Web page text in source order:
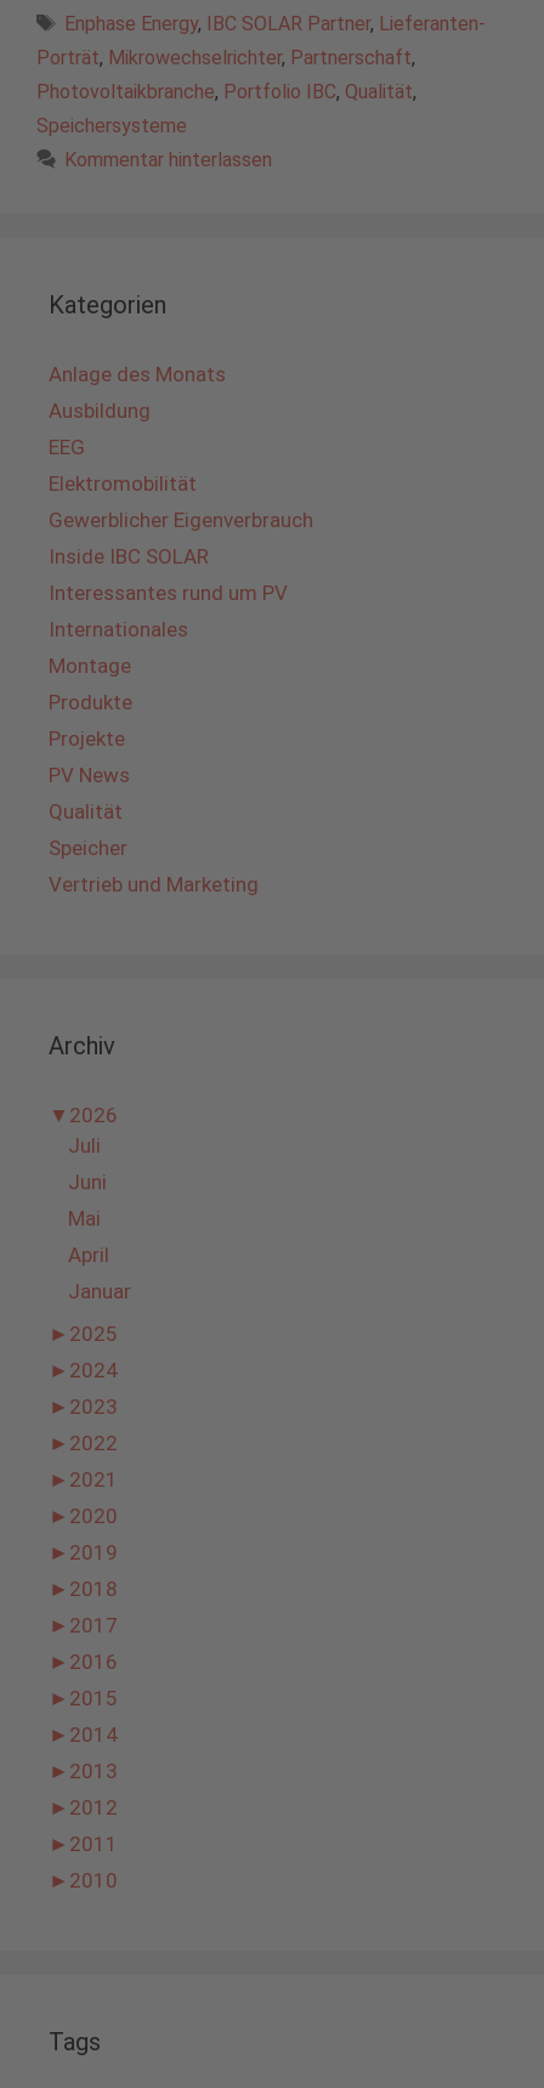
Schlagwörter
Enphase Energy, IBC SOLAR Partner, Lieferanten-
Porträt, Mikrowechselrichter, Partnerschaft,
Photovoltaikbranche, Portfolio IBC, Qualität,
Speichersysteme
Kommentar hinterlassen
Kategorien
Anlage des Monats
Ausbildung
EEG
Elektromobilität
Gewerblicher Eigenverbrauch
Inside IBC SOLAR
Interessantes rund um PV
Internationales
Montage
Produkte
Projekte
PV News
Qualität
Speicher
Vertrieb und Marketing
Archiv
▼ 2026
Juli
Juni
Mai
April
Januar
► 2025
► 2024
► 2023
► 2022
► 2021
► 2020
► 2019
► 2018
► 2017
► 2016
► 2015
► 2014
► 2013
► 2012
► 2011
► 2010
Tags